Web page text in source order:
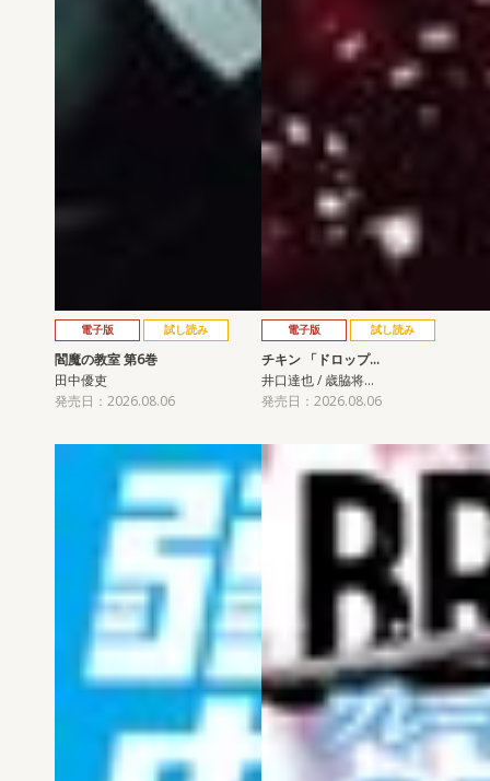
電子版 試し読み
閻魔の教室 第6巻
田中優吏
発売日：2026.08.06
電子版 試し読み
チキン 「ドロップ…
井口達也 / 歳脇将…
発売日：2026.08.06